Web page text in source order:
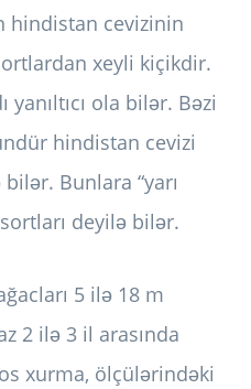
hindistan cevizinin
xeyli kiçikdir.
yanıltıcı ola bilər. Bəzi
hindistan cevizi
Bunlara “yarı
deyilə bilər.
5 ilə 18 m
2 ilə 3 il arasında
xurma, ölçülərindəki